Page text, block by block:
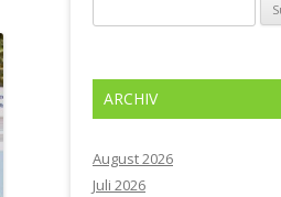
nach:
ARCHIV
August 2026
Juli 2026